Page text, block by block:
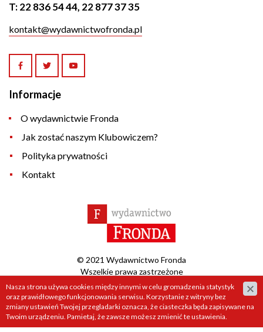
T:22 836 54 44, 22 877 37 35
kontakt@wydawnictwofronda.pl
Informacje
O wydawnictwie Fronda
Jak zostać naszym Klubowiczem?
Polityka prywatności
Kontakt
© 2021 Wydawnictwo Fronda
Wszelkie prawa zastrzeżone
Projekt &cms:www.zstudio.pl
Nasza strona używa cookies między innymi w celu gromadzenia statystyk
oraz prawidłowego funkcjonowania serwisu. Korzystanie z witryny bez
zmiany ustawień Twojej przegladarki oznacza, że ciasteczka będa zapisywane na
Twoim urządzeniu. Pamietaj, że zawsze możesz zmienić te ustawienia.